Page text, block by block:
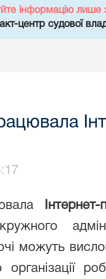
інформацію лише
центр судової
нтернет-
можуть